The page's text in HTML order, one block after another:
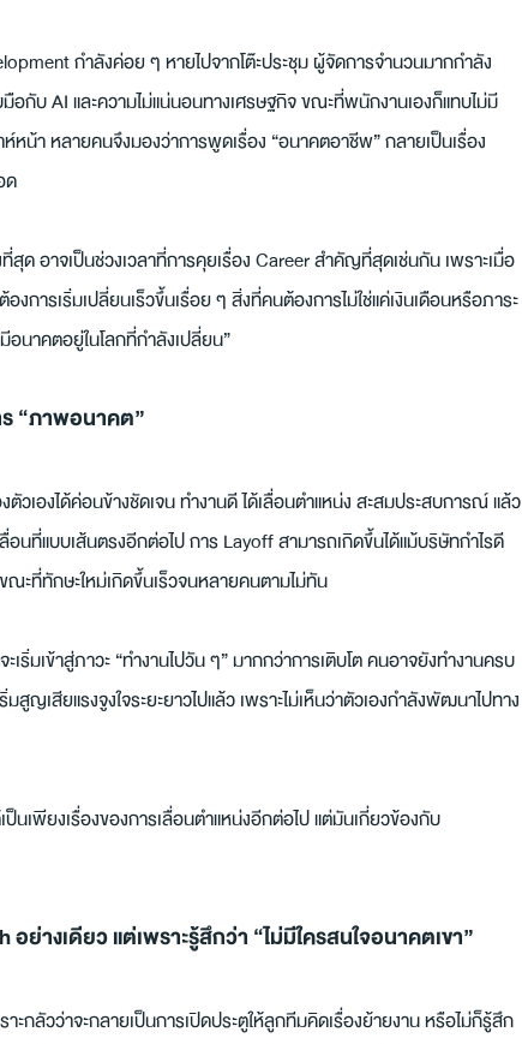
กำลังค่อย ๆ หายไปจากโต๊ะประชุม ผู้จัดการจำนวนมากกำลัง
กับ AI และความไม่แน่นอนทางเศรษฐกิจ ขณะที่พนักงานเองก็แทบไม่มี
น้า หลายคนจึงมองว่าการพูดเรื่อง “อนาคตอาชีพ” กลายเป็นเรื่อง
ด
สุด อาจเป็นช่วงเวลาที่การคุยเรื่อง Career สำคัญที่สุดเช่นกัน เพราะเมื่อ
การเริ่มเปลี่ยนเร็วขึ้นเรื่อย ๆ สิ่งที่คนต้องการไม่ใช่แค่เงินเดือนหรือภาระ
อนาคตอยู่ในโลกที่กำลังเปลี่ยน”
“ภาพอนาคต”
เองได้ค่อนข้างชัดเจน ทำงานดี ได้เลื่อนตำแหน่ง สะสมประสบการณ์ แล้ว
อนที่แบบเส้นตรงอีกต่อไป การ Layoff สามารถเกิดขึ้นได้แม้บริษัทกำไรดี
ะที่ทักษะใหม่เกิดขึ้นเร็วจนหลายคนตามไม่ทัน
มเข้าสู่ภาวะ “ทำงานไปวัน ๆ” มากกว่าการเติบโต คนอาจยังทำงานครบ
มสูญเสียแรงจูงใจระยะยาวไปแล้ว เพราะไม่เห็นว่าตัวเองกำลังพัฒนาไปทาง
นเพียงเรื่องของการเลื่อนตำแหน่งอีกต่อไป แต่มันเกี่ยวข้องกับ
ย่างเดียว แต่เพราะรู้สึกว่า “ไม่มีใครสนใจอนาคตเขา”
กลัวว่าจะกลายเป็นการเปิดประตูให้ลูกทีมคิดเรื่องย้ายงาน หรือไม่ก็รู้สึก